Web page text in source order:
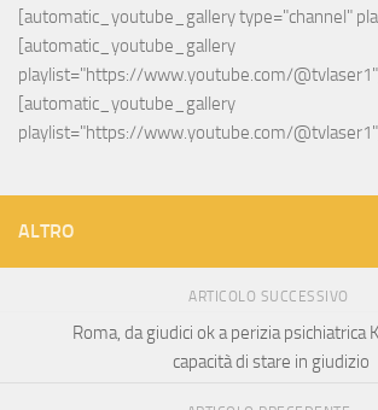
[automatic_youtube_gallery type="channel"
[automatic_youtube_gallery
playlist="https://www.youtube.com/
[automatic_youtube_gallery
playlist="https://www.youtube.com/
ALTRO
ARTICOLO SUCCESSIVO
Roma, da giudici ok a perizia psichiatrica
capacità di stare in giudizio